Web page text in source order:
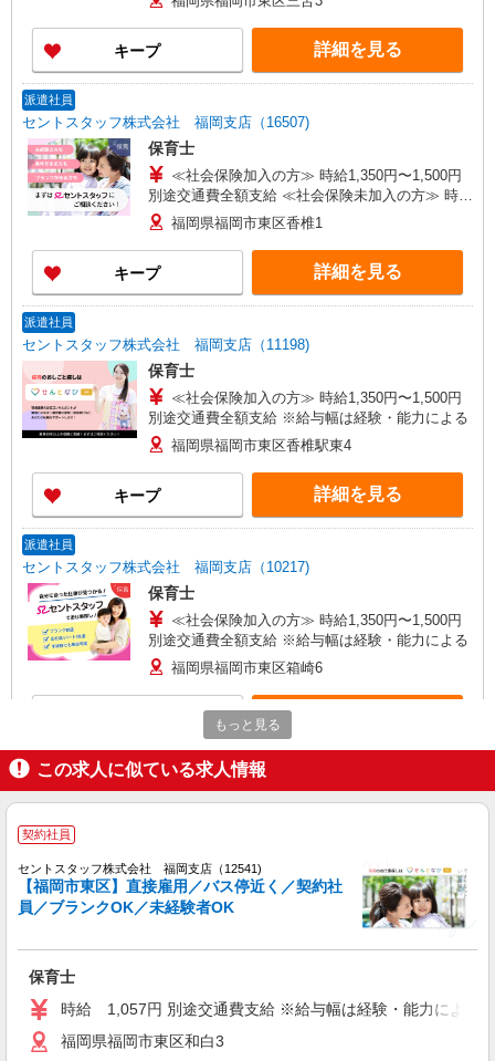
キープ 詳細を見る
派遣社員
セントスタッフ株式会社 福岡支店（16507)
保育士
≪社会保険加入の方≫ 時給1,350円〜1,500円
別途交通費全額支給 ≪社会保険未加入の方≫ 時給
1,150円〜1,300円 別途交通費全額支給 ※給与幅は
経験・能力による
福岡県福岡市東区香椎1
キープ 詳細を見る
派遣社員
セントスタッフ株式会社 福岡支店（11198)
保育士
≪社会保険加入の方≫ 時給1,350円〜1,500円
別途交通費全額支給 ※給与幅は経験・能力による
福岡県福岡市東区香椎駅東4
キープ 詳細を見る
派遣社員
セントスタッフ株式会社 福岡支店（10217)
保育士
≪社会保険加入の方≫ 時給1,350円〜1,500円
別途交通費全額支給 ※給与幅は経験・能力による
福岡県福岡市東区箱崎6
派遣社員
セントスタッフ株式会社 福岡支店（15685)
福岡県福岡市東区箱崎1
派遣社員
セントスタッフ株式会社 福岡支店（12658)
保育士
もっと見る
この求人に似ている求人情報
契約社員
セントスタッフ株式会社 福岡支店（12541)
【福岡市東区】直接雇用／バス停近く／契約社
員／ブランクOK／未経験者OK
保育士
時給 1,057円 別途交通費支給 ※給与幅は経験・能力による
福岡県福岡市東区和白3